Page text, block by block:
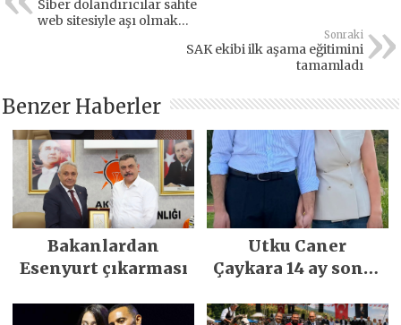
Siber dolandırıcılar sahte
web sitesiyle aşı olmak
Sonraki
SAK ekibi ilk aşama eğitimini
tamamladı
Benzer Haberler
Bakanlardan
Esenyurt çıkarması
Utku Caner
Çaykara 14 ay sonra
kavuştu